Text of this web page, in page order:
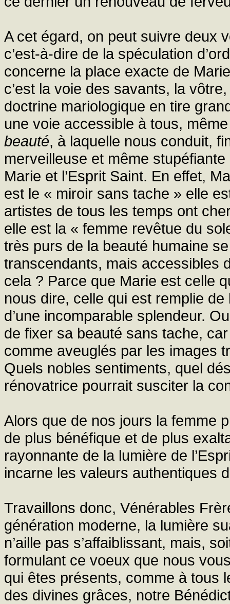
A cet égard, on peut suivre deux
c’est-à-dire de la spéculation
concerne la place exacte de
c’est la voie des savants, la
doctrine mariologique en tire
une voie accessible à tous,
beauté, à laquelle nous conduit,
merveilleuse et même
Marie et l’Esprit Saint. En effet,
est le « miroir sans tache » elle
artistes de tous les temps ont
elle est la « femme revêtue du
très purs de la beauté humaine
transcendants, mais accessibles
cela ? Parce que Marie est celle
nous dire, celle qui est remplie
d’une incomparable splendeur.
de fixer sa beauté sans tache,
comme aveuglés par les images
Quels nobles sentiments, quel
rénovatrice pourrait susciter la
Alors que de nos jours la femme
de plus bénéfique et de plus
rayonnante de la lumière de
incarne les valeurs authentiques
Travaillons donc, Vénérables
génération moderne, la lumière
n’aille pas s’affaiblissant, mais,
formulant ce voeux que nous
qui êtes présents, comme à tous
des divines grâces, notre